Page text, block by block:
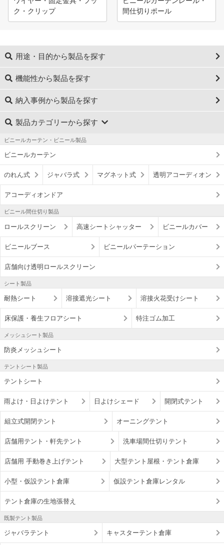
ク・クリップ
間仕切りポール
用途・目的から製品を探す
機能性から製品を探す
納入事例から製品を探す
製品カテゴリーから探す
ビニールカーテン・ビニール製品
ビニールカーテン
のれん式 ジャバラ式 マグネット式 透明アコーディオン
アコーディオンドア
ビニール間仕切り製品
ロールスクリーン 高速シートシャッター ビニールカバー
ビニールブース ビニールパーテーション
店舗向け透明ロールスクリーン
シート製品
耐熱シート 溶接遮光シート 溶接火花受けシート
床保護・養生フロアシート 特注ゴム加工
メッシュシート製品
防炎メッシュシート
テントシート製品
テントシート
雨よけ・日よけテント 日よけシェード 開閉式テント
組立式開閉テント オーニングテント
店舗用テント・軒先テント 洗車場間仕切りテント
店舗用 手動巻き上げテント 大型テント屋根・テント倉庫
小型・仮設テント倉庫 仮設テント倉庫レンタル
テント倉庫の生地張替え
既製テント製品
ジャバラテント キャスターテント倉庫